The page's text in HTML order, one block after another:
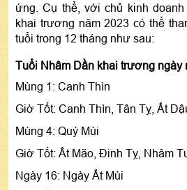
ứng. Cụ thể, với chủ kinh
khai trương năm 2023 có thể
tuổi trong 12 tháng như sau:
Tuổi Nhâm Dần khai trương ngày
Mùng 1: Canh Thìn
Giờ Tốt: Canh Thìn, Tân Tỵ, Ất
Mùng 4: Quý Mùi
Giờ Tốt: Ất Mão, Đinh Tỵ, Nhâm
Ngày 16: Ngày Ất Mùi